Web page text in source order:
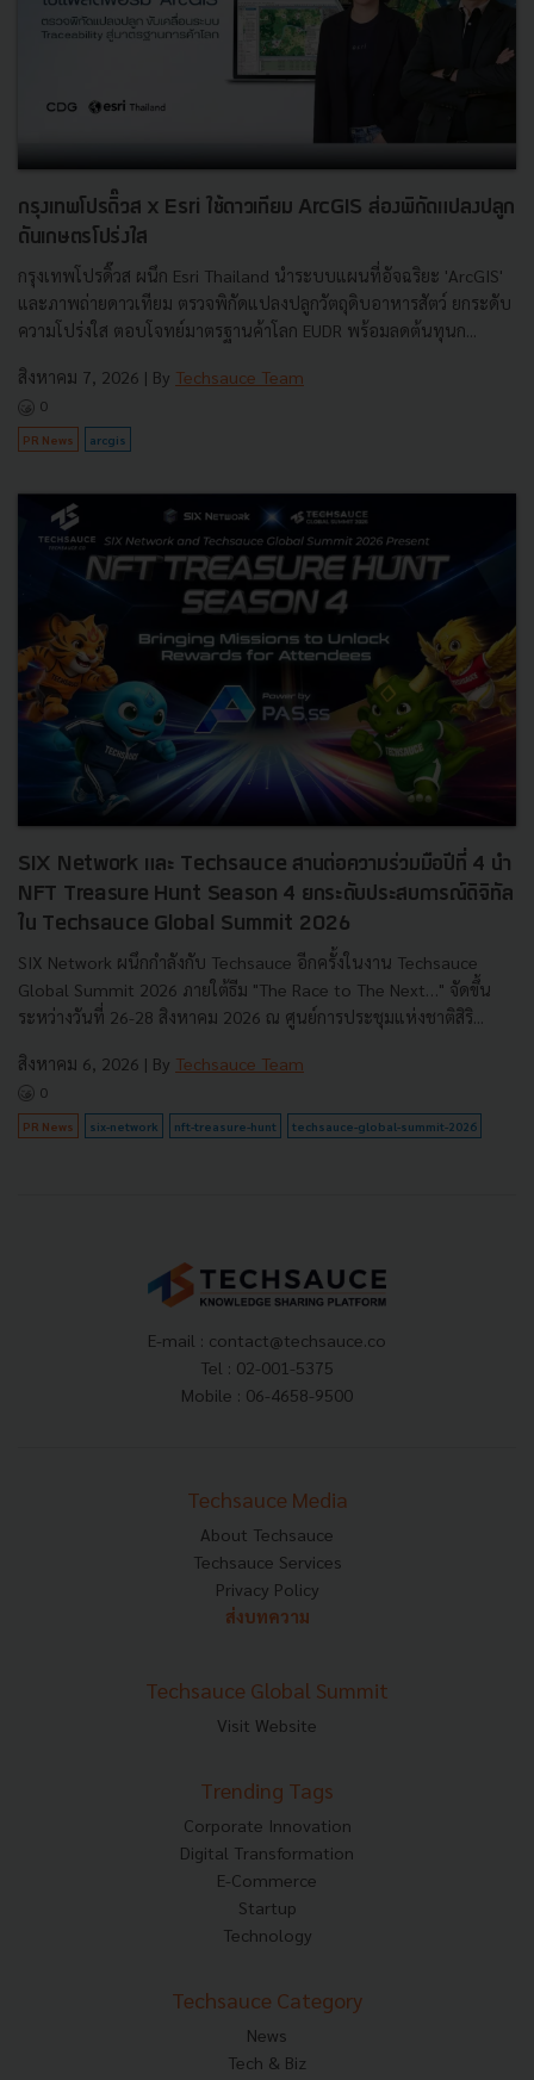
กรุงเทพโปรดิ๊วส x Esri ใช้ดาวเทียม ArcGIS ส่องพิกัดแปลงปลูก
ดันเกษตรโปร่งใส
กรุงเทพโปรดิ๊วส ผนึก Esri Thailand นำระบบแผนที่อัจฉริยะ 'ArcGIS'
และภาพถ่ายดาวเทียม ตรวจพิกัดแปลงปลูกวัตถุดิบอาหารสัตว์ ยกระดับ
ความโปร่งใส ตอบโจทย์มาตรฐานค้าโลก EUDR พร้อมลดต้นทุนก...
สิงหาคม 7, 2026 | By Techsauce Team
0
PR News arcgis
SIX Network และ Techsauce สานต่อความร่วมมือปีที่ 4 นำ
NFT Treasure Hunt Season 4 ยกระดับประสบการณ์ดิจิทัล
ใน Techsauce Global Summit 2026
SIX Network ผนึกกำลังกับ Techsauce อีกครั้งในงาน Techsauce
Global Summit 2026 ภายใต้ธีม "The Race to The Next…" จัดขึ้น
ระหว่างวันที่ 26-28 สิงหาคม 2026 ณ ศูนย์การประชุมแห่งชาติสิริ...
สิงหาคม 6, 2026 | By Techsauce Team
0
PR News six-network nft-treasure-hunt techsauce-global-summit-2026
E-mail : contact@techsauce.co
Tel : 02-001-5375
Mobile : 06-4658-9500
Techsauce Media
About Techsauce
Techsauce Services
Privacy Policy
ส่งบทความ
Techsauce Global Summit
Visit Website
Trending Tags
Corporate Innovation
Digital Transformation
E-Commerce
Startup
Technology
Techsauce Category
News
Tech & Biz